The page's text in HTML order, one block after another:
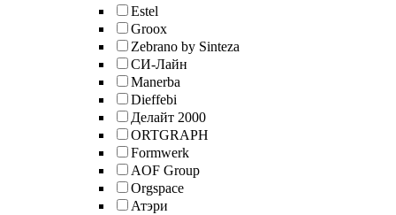
Estel
Groox
Zebrano by Sinteza
СИ-Лайн
Manerba
Dieffebi
Делайт 2000
ORTGRAPH
Formwerk
AOF Group
Orgspace
Атэри